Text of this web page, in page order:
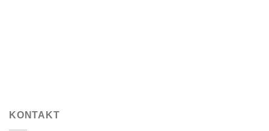
KONTAKT